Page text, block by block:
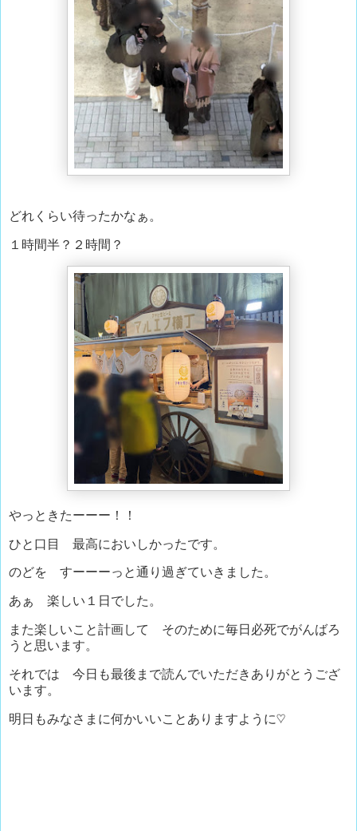
どれくらい待ったかなぁ。
１時間半？２時間？
やっときたーーー！！
ひと口目 最高においしかったです。
のどを すーーーっと通り過ぎていきました。
あぁ 楽しい１日でした。
また楽しいこと計画して そのために毎日必死でがんばろ
うと思います。
それでは 今日も最後まで読んでいただきありがとうござ
います。
明日もみなさまに何かいいことありますように♡